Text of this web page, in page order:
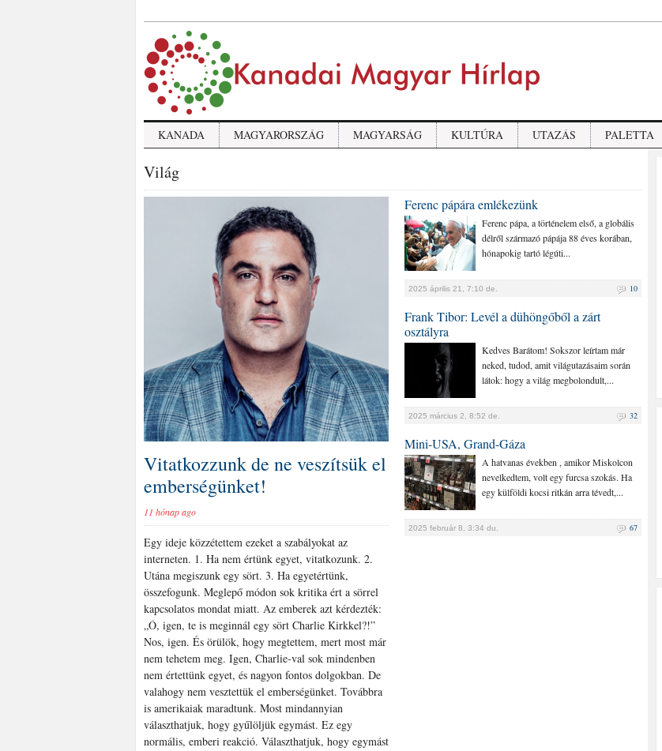
KANADA MAGYARORSZÁG MAGYARSÁG KULTÚRA UTAZÁS PALETTA
Világ
Vitatkozzunk de ne veszítsük el
emberségünket!
11 hónap ago
Egy ideje közzétettem ezeket a szabályokat az
interneten. 1. Ha nem értünk egyet, vitatkozunk. 2.
Utána megiszunk egy sört. 3. Ha egyetértünk,
összefogunk. Meglepő módon sok kritika ért a sörrel
kapcsolatos mondat miatt. Az emberek azt kérdezték:
„Ó, igen, te is meginnál egy sört Charlie Kirkkel?!”
Nos, igen. És örülök, hogy megtettem, mert most már
nem tehetem meg. Igen, Charlie-val sok mindenben
nem értettünk egyet, és nagyon fontos dolgokban. De
valahogy nem vesztettük el emberségünket. Továbbra
is amerikaiak maradtunk. Most mindannyian
választhatjuk, hogy gyűlöljük egymást. Ez egy
normális, emberi reakció. Választhatjuk, hogy egymást
Ferenc pápára emlékezünk
Ferenc pápa, a történelem első, a globális
délről származó pápája 88 éves korában,
hónapokig tartó légúti...
2025 április 21, 7:10 de. 10
Frank Tibor: Levél a dühöngőből a zárt
osztályra
Kedves Barátom! Sokszor leírtam már
neked, tudod, amit világutazásaim során
látok: hogy a világ megbolondult,...
2025 március 2, 8:52 de. 32
Mini-USA, Grand-Gáza
A hatvanas években , amikor Miskolcon
nevelkedtem, volt egy furcsa szokás. Ha
egy külföldi kocsi ritkán arra tévedt,...
2025 február 8, 3:34 du. 67